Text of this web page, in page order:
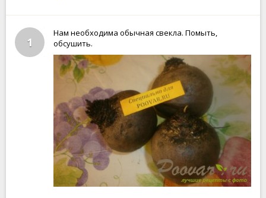
1
Нам необходима обычная свекла. Помыть,
обсушить.